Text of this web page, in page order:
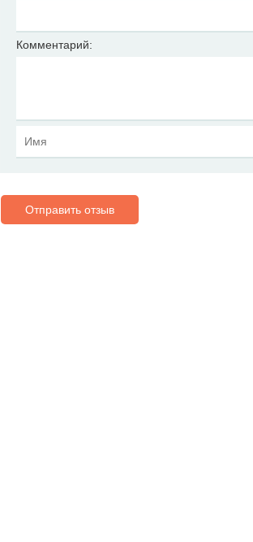
Комментарий:
Отправить отзыв